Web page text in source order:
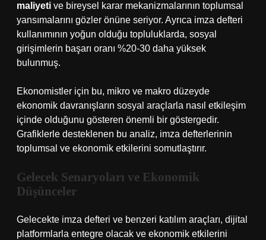
maliyeti ve bireysel karar mekanizmalarının toplumsal
yansımalarını gözler önüne seriyor. Ayrıca imza defteri
kullanımının yoğun olduğu topluluklarda, sosyal
girişimlerin başarı oranı %20-30 daha yüksek
bulunmuş.
Ekonomistler için bu, mikro ve makro düzeyde
ekonomik davranışların sosyal araçlarla nasıl etkileşim
içinde olduğunu gösteren önemli bir göstergedir.
Grafiklerle desteklenen bu analiz, imza defterlerinin
toplumsal ve ekonomik etkilerini somutlaştırır.
Gelecek Senaryoları ve Ekonomik
Düşünceler
Gelecekte imza defteri ve benzeri katılım araçları, dijital
platformlarla entegre olacak ve ekonomik etkilerini